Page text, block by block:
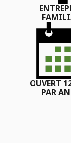
OUVERT
PAR